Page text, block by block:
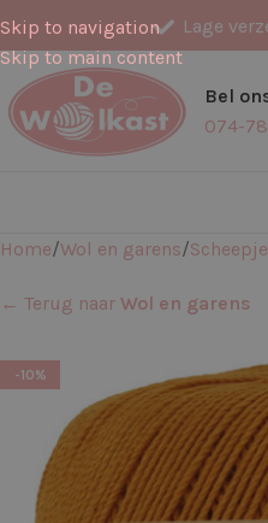
Skip to navigation
Skip to main content
Lage
Bel
074-
Home Wol en garens
← Terug naar Wol en garens
-10%